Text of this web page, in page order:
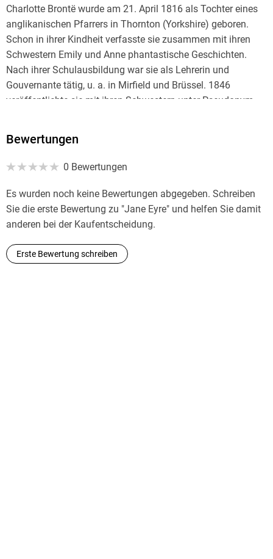
Charlotte Brontë wurde am 21. April 1816 als Tochter eines
anglikanischen Pfarrers in Thornton (Yorkshire) geboren.
Schon in ihrer Kindheit verfasste sie zusammen mit ihren
Schwestern Emily und Anne phantastische Geschichten.
Nach ihrer Schulausbildung war sie als Lehrerin und
Gouvernante tätig, u. a. in Mirfield und Brüssel. 1846
veröffentlichte sie mit ihren Schwestern unter Pseudonym
Durchbruch gelang. Es folgten die Romane Shirley (1849)
und Villette (1853). 1854 heiratete sie Arthur Bell Nicholls,
März 1855 in ihrem langjährigen Wohnort Haworth.
Bewertungen
0 Bewertungen
Es wurden noch keine Bewertungen abgegeben. Schreiben
Sie die erste Bewertung zu "Jane Eyre" und helfen Sie damit
anderen bei der Kaufentscheidung.
Erste Bewertung schreiben